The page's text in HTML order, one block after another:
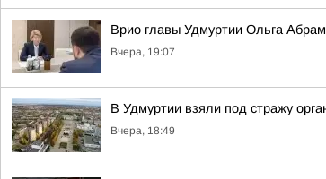
Врио главы Удмуртии Ольга
Вчера, 19:07
В Удмуртии взяли под стражу
Вчера, 18:49